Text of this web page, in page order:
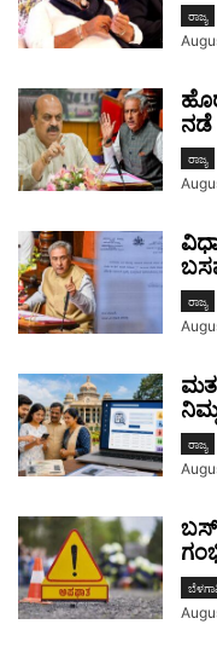
ರಾಜ್ಯ
ನಡೆ
ರಾಜ್ಯ
ರಾಜ್ಯ
ರಾಜ್ಯ